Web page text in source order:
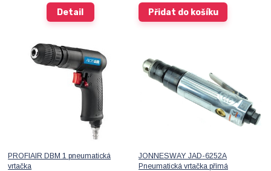
Detail Přidat do košíku
PROFIAIR DBM 1 pneumatická
vrtačka
JONNESWAY JAD-6252A
Pneumatická vrtačka přímá